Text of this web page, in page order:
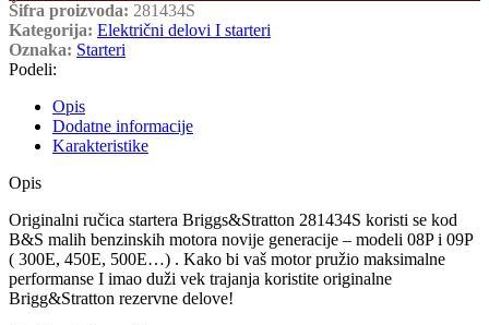
Šifra proizvoda: 281434S
Kategorija: Električni delovi I starteri
Oznaka: Starteri
Podeli:
Opis
Dodatne informacije
Karakteristike
Opis
Originalni ručica startera Briggs&Stratton 281434S koristi se kod
B&S malih benzinskih motora novije generacije – modeli 08P i 09P
( 300E, 450E, 500E…) . Kako bi vaš motor pružio maksimalne
performanse I imao duži vek trajanja koristite originalne
Brigg&Stratton rezervne delove!